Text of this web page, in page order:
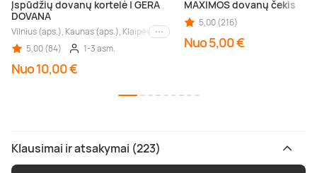
Įspūdžių dovanų kortelė | GERA
DOVANA
Vilnius (aps.), Kaunas (aps.), Klaipėda (aps.), Palanga (aps.), Nida (aps.),
Kiti miestai
5,00 (84)
1-3 asm.
Nuo 10,00 €
MAXIMOS dovanų čekis
5,00 (216)
Nuo 5,00 €
Klausimai ir atsakymai (223)